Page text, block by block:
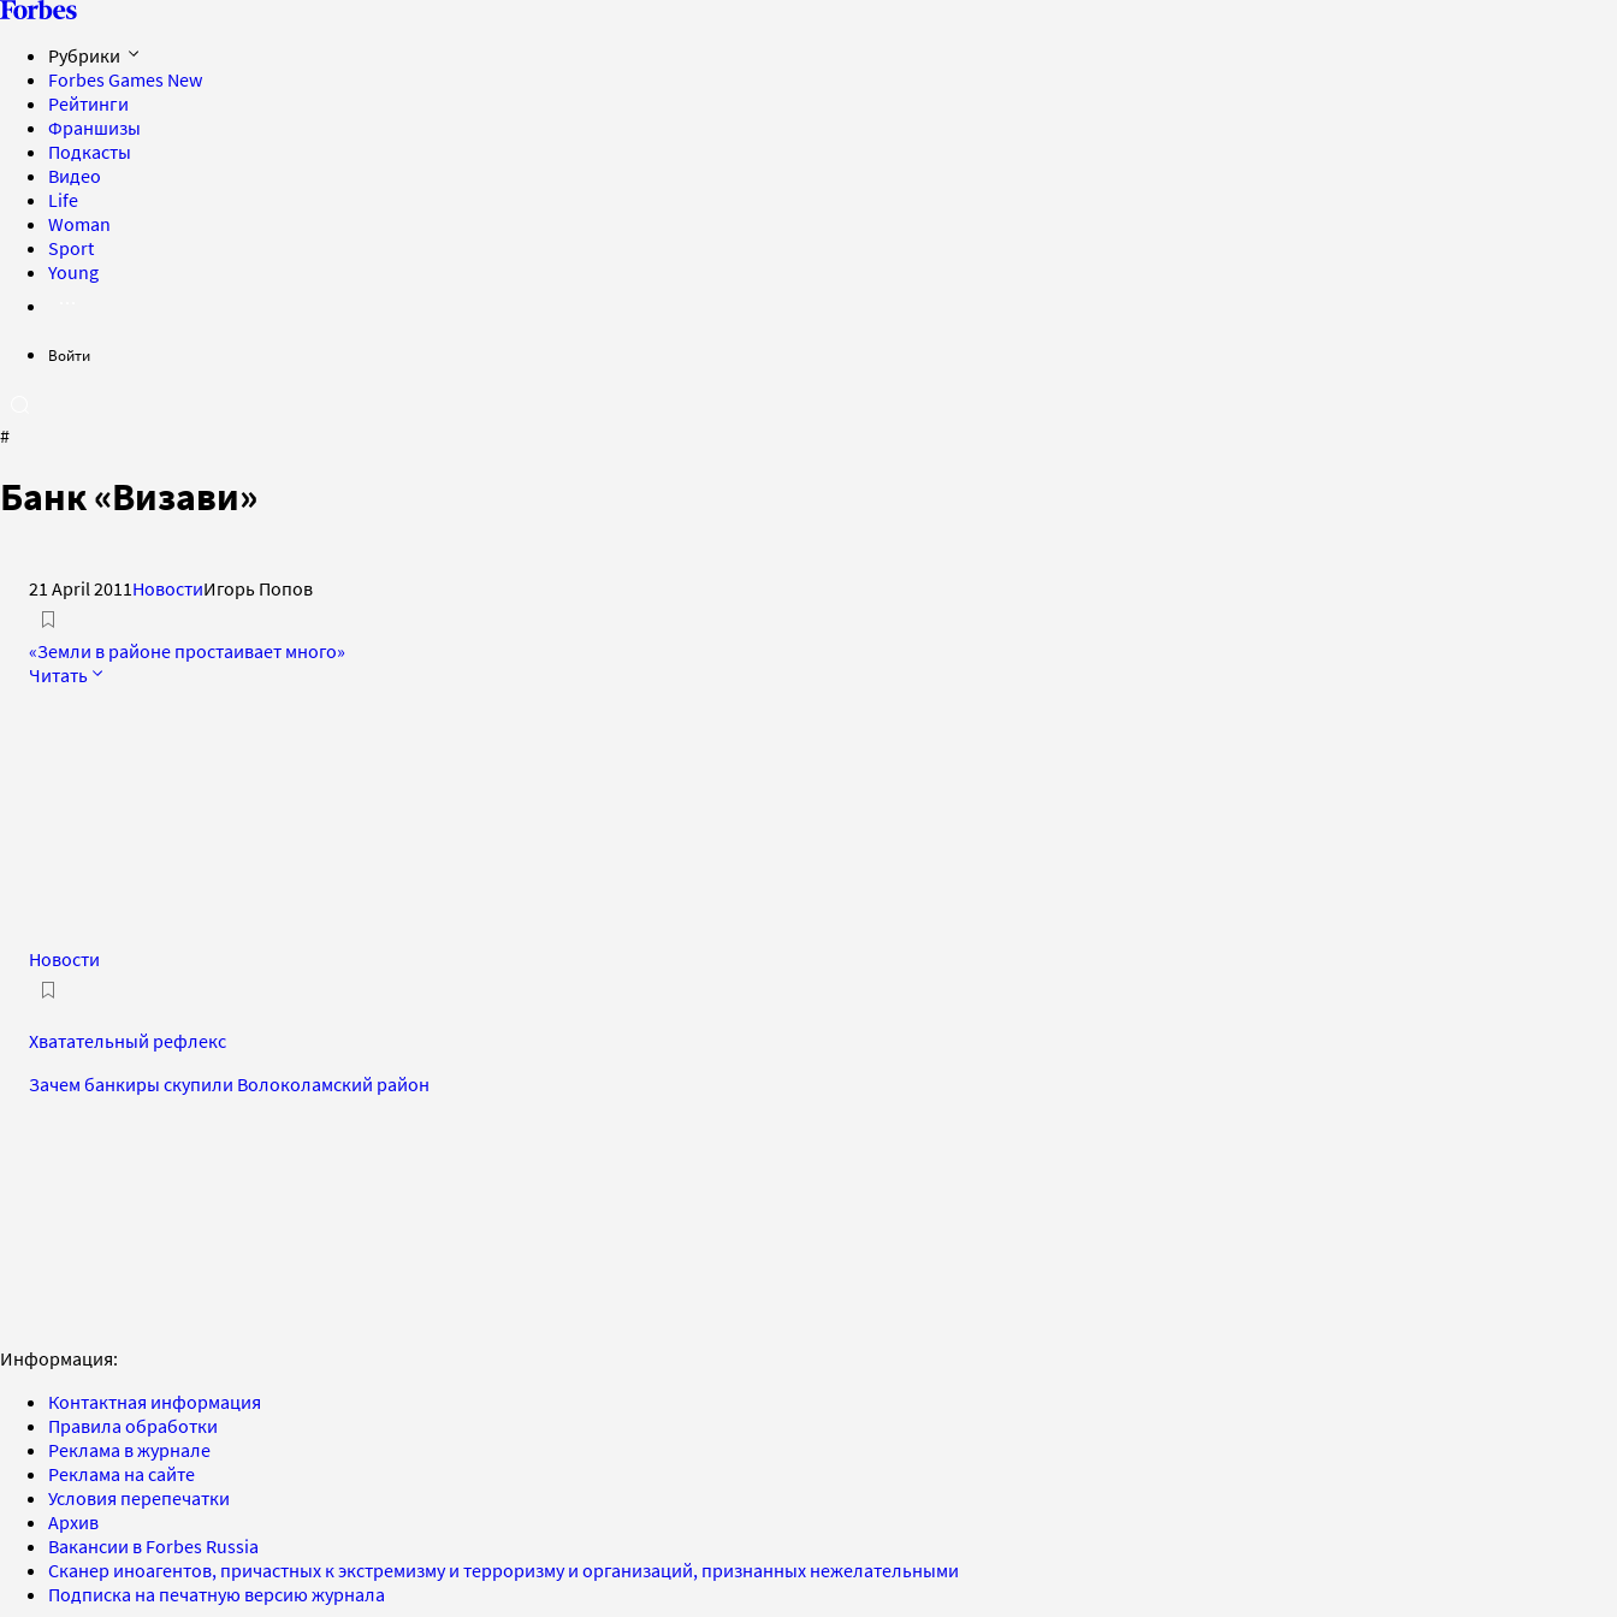
Рубрики
Forbes Games New
Рейтинги
Франшизы
Подкасты
Видео
Life
Woman
Sport
Young
Войти
#
Банк «Визави»
21 April 2011 НовостиИгорь Попов
«Земли в районе простаивает много»
Читать
Новости
Хватательный рефлекс
Зачем банкиры скупили Волоколамский район
Информация:
Контактная информация
Правила обработки
Реклама в журнале
Реклама на сайте
Условия перепечатки
Архив
Вакансии в Forbes Russia
Сканер иноагентов, причастных к экстремизму и терроризму и организаций, признанных нежелательными
Подписка на печатную версию журнала